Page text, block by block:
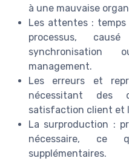
à une mauvaise
Les attentes :
processus,
management.
Les erreurs et
nécessitant des
satisfaction client et
La surproduction :
nécessaire, ce
supplémentaires.